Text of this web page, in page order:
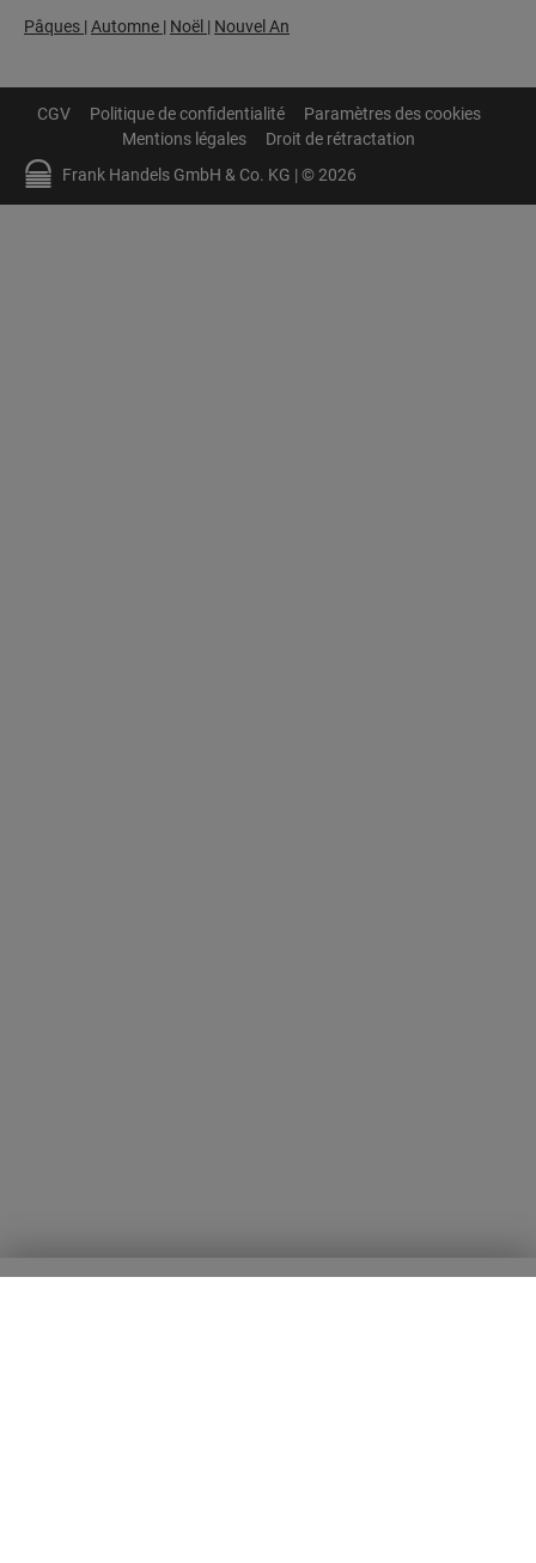
Pâques | Automne | Noël | Nouvel An
Frank Handels GmbH & Co. KG | © 2026
CGV Politique de confidentialité
Paramètres des cookies
Mentions légales
Droit de rétractation